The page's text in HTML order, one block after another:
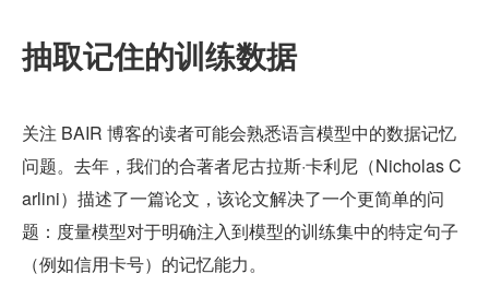
抽取记住的训练数据
关注 BAIR 博客的读者可能会熟悉语言模型中的数据记忆
问题。去年，我们的合著者尼古拉斯·卡利尼（Nicholas C
arlini）描述了一篇论文，该论文解决了一个更简单的问
题：度量模型对于明确注入到模型的训练集中的特定句子
（例如信用卡号）的记忆能力。